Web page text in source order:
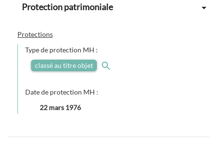
Protection patrimoniale
Protections
Type de protection MH :
classé au titre objet
Date de protection MH :
22 mars 1976